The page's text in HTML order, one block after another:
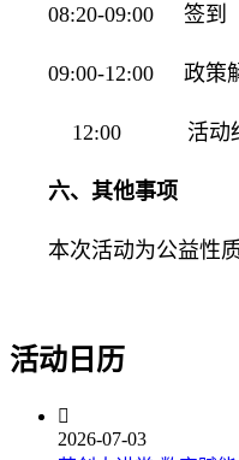
08:20-09:00 签到
09:00-12:00 政策
12:00 活动结
六、其他事项
本次活动为公益性
活动日历

2026-07-03